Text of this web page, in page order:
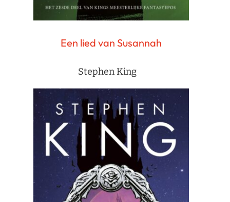
Een lied van Susannah
Stephen King